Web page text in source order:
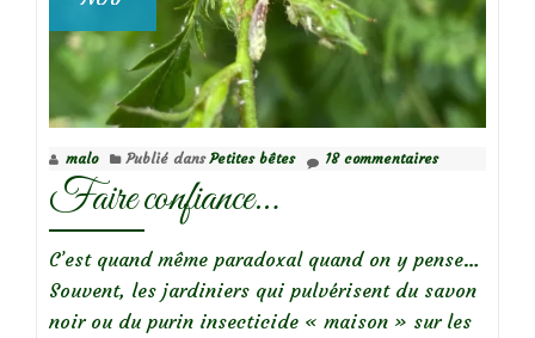
malo Publié dansPetites bêtes 18 commentaires
Faire confiance…
C’est quand même paradoxal quand on y pense…
Souvent, les jardiniers qui pulvérisent du savon
noir ou du purin insecticide « maison » sur les